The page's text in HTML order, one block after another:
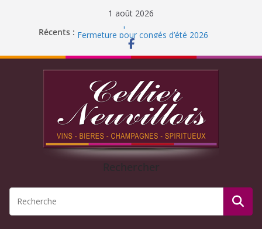
1 août 2026
Récents :
Nouvelles liqueurs Distillerie du Rhône
Fermeture pour congés d’été 2026
Liqueur Jacoulot : nouveau parfum!
Rechercher